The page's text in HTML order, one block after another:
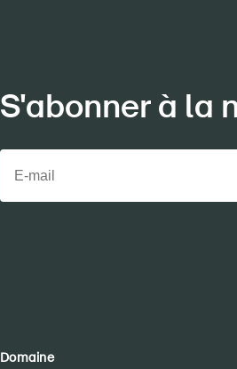
S'abonner à la
Domaine